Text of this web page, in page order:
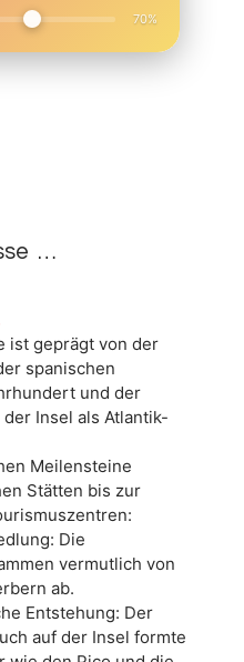
70%
…
ist geprägt von der
spanischen
und der
Insel als Atlantik-
Meilensteine
Stätten bis zur
Die
vermutlich von
ab.
Entstehung: Der
auf der Insel formte